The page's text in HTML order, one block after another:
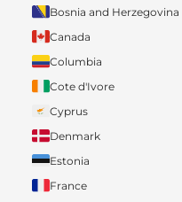
Bosnia and Herzegovina
Canada
Columbia
Cote d'Ivore
Cyprus
Denmark
Estonia
France